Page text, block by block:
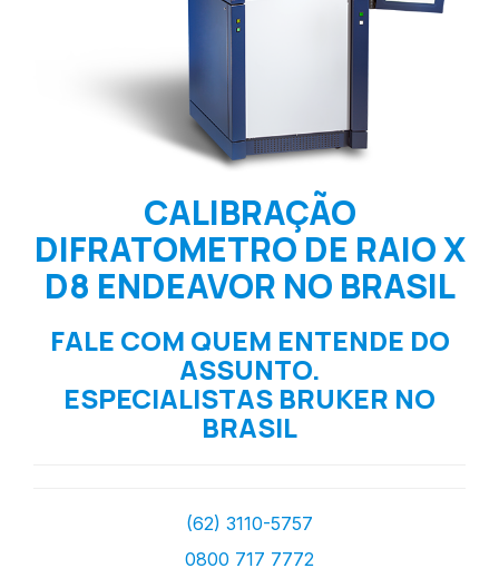
CALIBRAÇÃO
DIFRATOMETRO DE RAIO X
D8 ENDEAVOR NO BRASIL
FALE COM QUEM ENTENDE DO
ASSUNTO.
ESPECIALISTAS BRUKER NO
BRASIL
(62) 3110-5757
0800 717 7772